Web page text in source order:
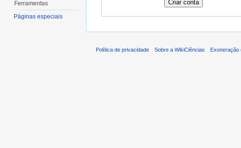
Ferramentas
Páginas especiais
Política de privacidade Sobre a WikiCiências Exoneração